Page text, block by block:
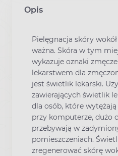
Opis
Pielęgnacja skóry
ważna. Skóra w tym
wykazuje oznaki
lekarstwem dla
jest świetlik lekarski.
zawierających świetlik
dla osób, które
przy komputerze, dużo
przebywają w
pomieszczeniach.
zregenerować skórę